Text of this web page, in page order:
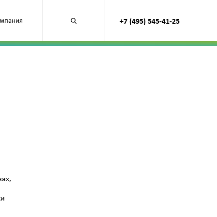
Открыть
продуктам
+7 (495) 545-41-25